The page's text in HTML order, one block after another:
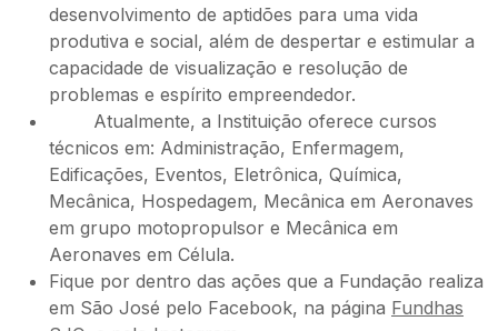
desenvolvimento de aptidões para uma vida
produtiva e social, além de despertar e estimular a
capacidade de visualização e resolução de
problemas e espírito empreendedor.
Atualmente, a Instituição oferece cursos
técnicos em: Administração, Enfermagem,
Edificações, Eventos, Eletrônica, Química,
Mecânica, Hospedagem, Mecânica em Aeronaves
em grupo motopropulsor e Mecânica em
Aeronaves em Célula.
Fique por dentro das ações que a Fundação realiza
em São José pelo Facebook, na página Fundhas